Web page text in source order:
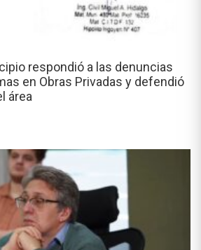
respondió a las denuncias
en Obras Privadas y defendió
área